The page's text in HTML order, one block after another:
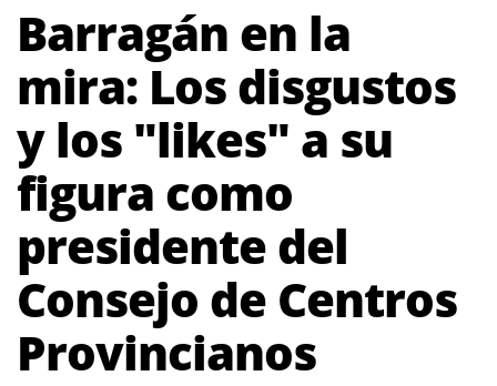
Barragán en la
mira: Los disgustos
y los "likes" a su
figura como
presidente del
Consejo de Centros
Provincianos